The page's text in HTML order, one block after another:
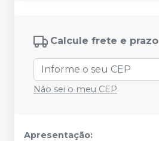
Calcule frete e prazo
Não sei o meu CEP
Apresentação: